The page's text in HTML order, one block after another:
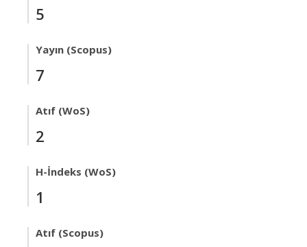
5
Yayın (Scopus)
7
Atıf (WoS)
2
H-İndeks (WoS)
1
Atıf (Scopus)